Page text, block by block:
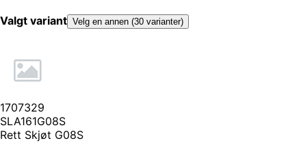
Valgt variant Velg en annen (30 varianter)
1707329
SLA161G08S
Rett Skjøt G08S